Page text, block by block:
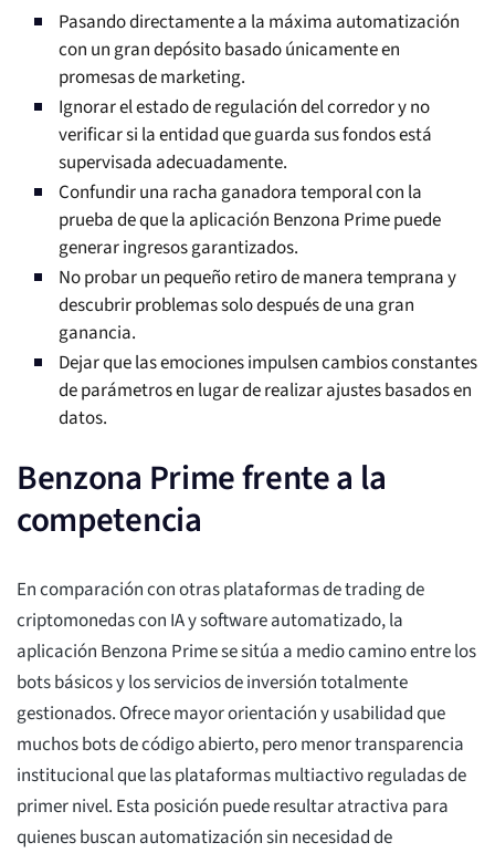
Pasando directamente a la máxima automatización
con un gran depósito basado únicamente en
promesas de marketing.
Ignorar el estado de regulación del corredor y no
verificar si la entidad que guarda sus fondos está
supervisada adecuadamente.
Confundir una racha ganadora temporal con la
prueba de que la aplicación Benzona Prime puede
generar ingresos garantizados.
No probar un pequeño retiro de manera temprana y
descubrir problemas solo después de una gran
ganancia.
Dejar que las emociones impulsen cambios constantes
de parámetros en lugar de realizar ajustes basados en
datos.
Benzona Prime frente a la
competencia
En comparación con otras plataformas de trading de
criptomonedas con IA y software automatizado, la
aplicación Benzona Prime se sitúa a medio camino entre los
bots básicos y los servicios de inversión totalmente
gestionados. Ofrece mayor orientación y usabilidad que
muchos bots de código abierto, pero menor transparencia
institucional que las plataformas multiactivo reguladas de
primer nivel. Esta posición puede resultar atractiva para
quienes buscan automatización sin necesidad de